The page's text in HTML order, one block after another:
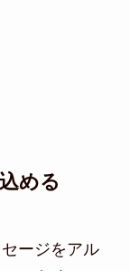
める
ージをアル